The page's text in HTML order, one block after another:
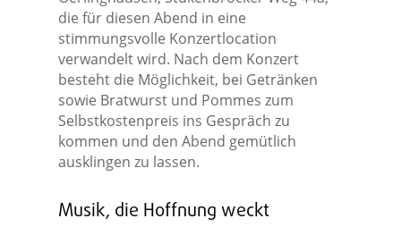
die für diesen Abend in eine
stimmungsvolle Konzertlocation
verwandelt wird. Nach dem Konzert
besteht die Möglichkeit, bei Getränken
sowie Bratwurst und Pommes zum
Selbstkostenpreis ins Gespräch zu
kommen und den Abend gemütlich
ausklingen zu lassen.
Musik, die Hoffnung weckt